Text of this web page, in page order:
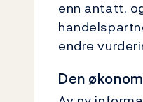
enn antatt,
endre
Den